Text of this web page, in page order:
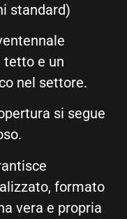
standard)
tetto e un
nel settore.
si segue
formato
vera e propria